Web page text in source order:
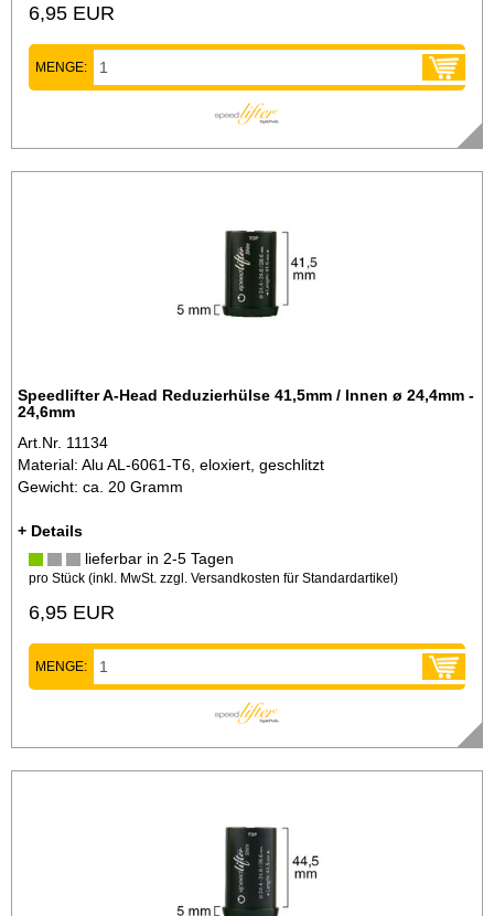
6,95 EUR
MENGE:
Speedlifter A-Head Reduzierhülse 41,5mm / Innen ø 24,4mm -
24,6mm
Art.Nr. 11134
Material: Alu AL-6061-T6, eloxiert, geschlitzt
Gewicht: ca. 20 Gramm
+ Details
lieferbar in 2-5 Tagen
pro Stück (inkl. MwSt. zzgl. Versandkosten für Standardartikel )
6,95 EUR
MENGE: